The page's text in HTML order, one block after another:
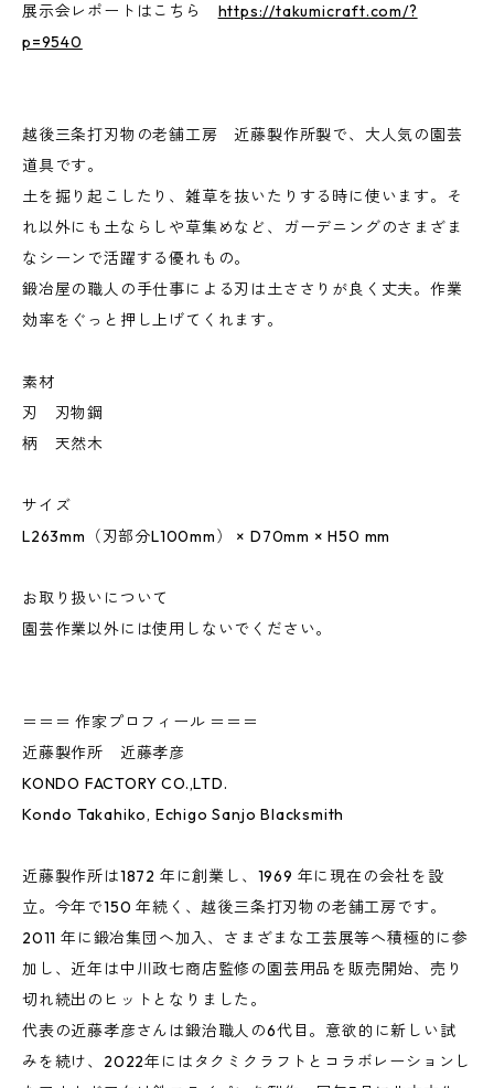
展示会レポートはこちら https://takumicraft.com/?
p=9540
越後三条打刃物の老舗工房 近藤製作所製で、大人気の園芸
道具です。
土を掘り起こしたり、雑草を抜いたりする時に使います。そ
れ以外にも土ならしや草集めなど、ガーデニングのさまざま
なシーンで活躍する優れもの。
鍛冶屋の職人の手仕事による刃は土ささりが良く丈夫。作業
効率をぐっと押し上げてくれます。
素材
刃 刃物鋼
柄 天然木
サイズ
L263mm（刃部分L100mm） × D70mm × H50 mm
お取り扱いについて
園芸作業以外には使用しないでください。
＝＝＝ 作家プロフィール ＝＝＝
近藤製作所 近藤孝彦
KONDO FACTORY CO.,LTD.
Kondo Takahiko, Echigo Sanjo Blacksmith
近藤製作所は1872 年に創業し、1969 年に現在の会社を設
立。今年で150 年続く、越後三条打刃物の老舗工房です。
2011 年に鍛冶集団へ加入、さまざまな工芸展等へ積極的に参
加し、近年は中川政七商店監修の園芸用品を販売開始、売り
切れ続出のヒットとなりました。
代表の近藤孝彦さんは鍛治職人の6代目。意欲的に新しい試
みを続け、2022年にはタクミクラフトとコラボレーションし